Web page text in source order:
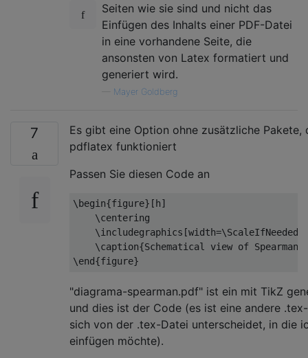
Seiten wie sie sind und nicht das
Einfügen des Inhalts einer PDF-Datei
in eine vorhandene Seite, die
ansonsten von Latex formatiert und
generiert wird.
Mayer Goldberg
7
Es gibt eine Option ohne zusätzliche Pakete,
pdflatex funktioniert
Passen Sie diesen Code an
\begin{figure}[h]
\centering
\includegraphics [width=\ScaleIfNeeded
\caption{Schematical view of
\end{figure}
"diagrama-spearman.pdf" ist ein mit TikZ
und dies ist der Code (es ist eine andere
sich von der .tex-Datei unterscheidet, in die
einfügen möchte).